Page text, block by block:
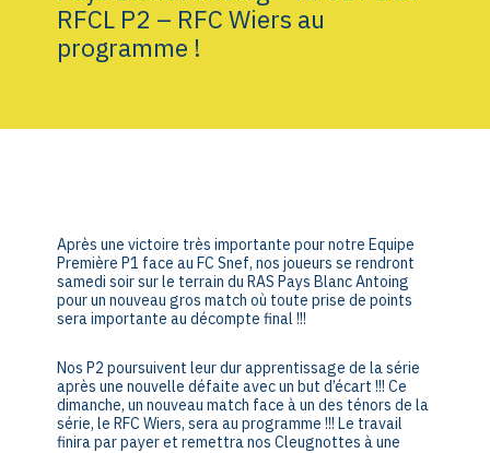
RFCL P2 – RFC Wiers au
programme !
Après une victoire très importante pour notre Equipe
Première P1 face au FC Snef, nos joueurs se rendront
samedi soir sur le terrain du RAS Pays Blanc Antoing
pour un nouveau gros match où toute prise de points
sera importante au décompte final !!!
Nos P2 poursuivent leur dur apprentissage de la série
après une nouvelle défaite avec un but d’écart !!! Ce
dimanche, un nouveau match face à un des ténors de la
série, le RFC Wiers, sera au programme !!! Le travail
finira par payer et remettra nos Cleugnottes à une